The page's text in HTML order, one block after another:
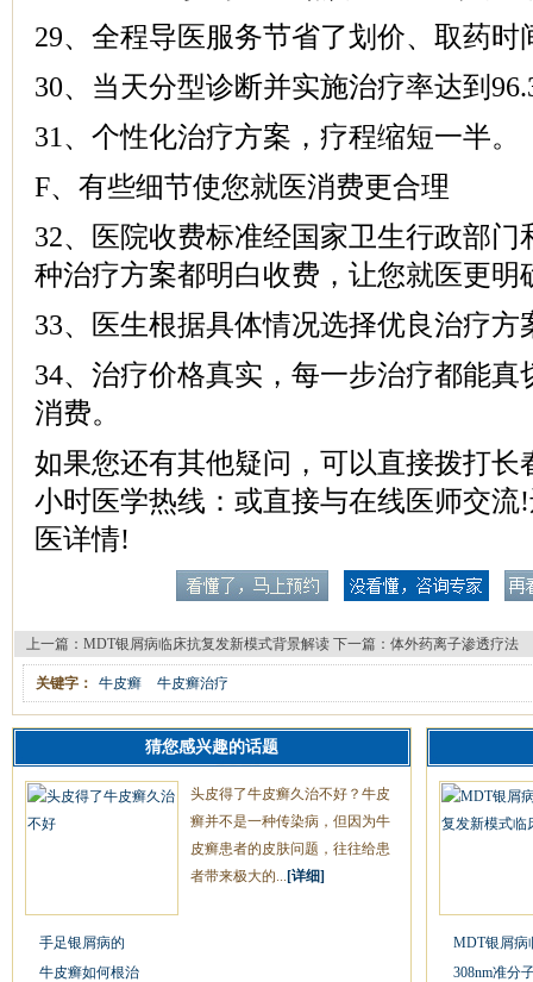
29、全程导医服务节省了划价、取药时
30、当天分型诊断并实施治疗率达到
31、个性化治疗方案，疗程缩短一半。
F、有些细节使您就医消费更合理
32、医院收费标准经国家卫生行政部门
种治疗方案都明白收费，让您就医更明
33、医生根据具体情况选择优良治疗方
34、治疗价格真实，每一步治疗都能真
消费。
如果您还有其他疑问，可以直接拨打长
小时医学热线：或直接与在线医师交流
医详情!
上一篇： MDT银屑病临床抗复发新模式背景解读 下一篇： 体外药离子渗透疗法
关键字： 牛皮癣 牛皮癣治疗
猜您感兴趣的话题
头皮得了牛皮癣久治不好？牛皮
癣并不是一种传染病，但因为牛
皮癣患者的皮肤问题，往往给患
者带来极大的... [详细]
手足银屑病的
牛皮癣如何根治
MDT银屑病
308nm准分